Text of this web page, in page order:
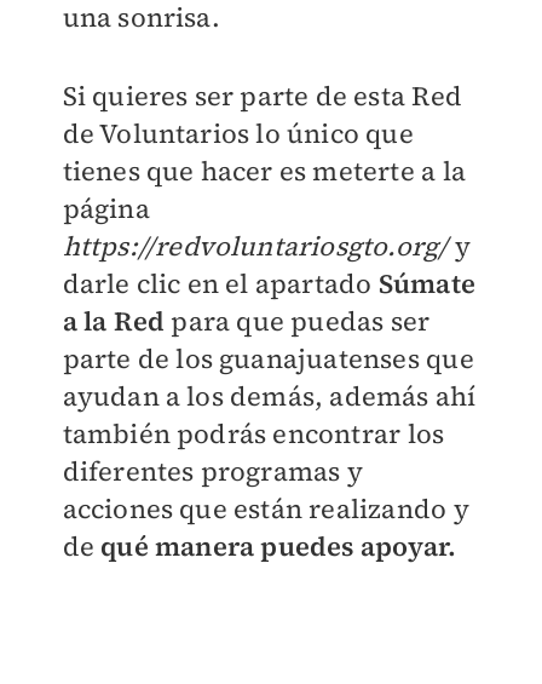
una sonrisa.
Si quieres ser parte de esta Red
de Voluntarios lo único que
tienes que hacer es meterte a la
página
https://redvoluntariosgto.org/y
darle clic en el apartado Súmate
a la Red para que puedas ser
parte de los guanajuatenses que
ayudan a los demás, además ahí
también podrás encontrar los
diferentes programas y
acciones que están realizando y
de qué manera puedes apoyar.